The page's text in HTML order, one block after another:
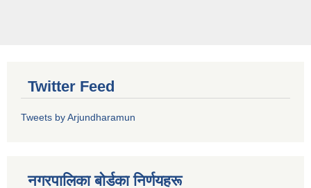
Twitter Feed
Tweets by Arjundharamun
नगरपालिका बाेर्डका निर्णयहरू